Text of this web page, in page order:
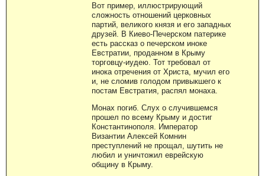
Вот пример, иллюстрирующий
сложность отношений церковных
партий, великого князя и его западных
друзей. В Киево-Печерском патерике
есть рассказ о печерском иноке
Евстратии, проданном в Крыму
торговцу-иудею. Тот требовал от
инока отречения от Христа, мучил его
и, не сломив голодом привыкшего к
постам Евстратия, распял монаха.
Монах погиб. Слух о случившемся
прошел по всему Крыму и достиг
Константинополя. Император
Византии Алексей Комнин
преступлений не прощал, шутить не
любил и уничтожил еврейскую
общину в Крыму.